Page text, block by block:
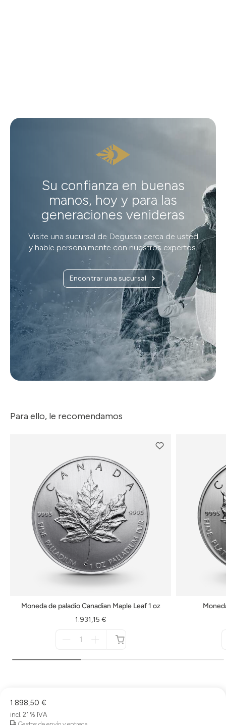
Su confianza en buenas
manos, hoy y para las
generaciones venideras
Visite una sucursal de Degussa cerca de usted
y hable personalmente con nuestros expertos.
Encontrar una sucursal
Para ello, le recomendamos
Moneda de paladio Canadian Maple Leaf 1 oz
1.931,15 €
disponible
1.898,50 €
incl. 21 % IVA